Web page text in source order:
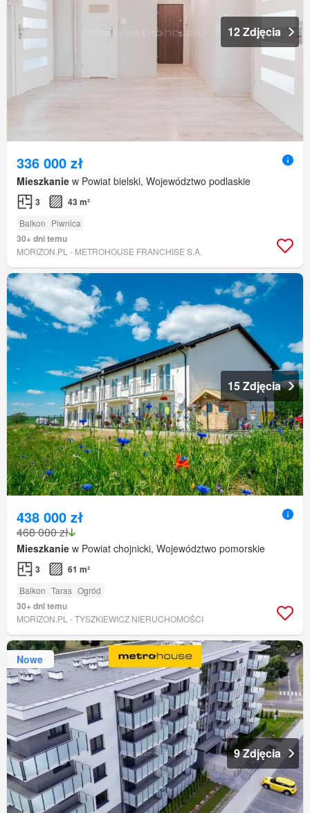
12 Zdjęcia
336 000 zł
Mieszkanie w Powiat bielski, Województwo podlaskie
3 43 m²
Balkon Piwnica
30+ dni temu
MORIZON.PL - METROHOUSE FRANCHISE S.A.
15 Zdjęcia
438 000 zł
468 000 zł
Mieszkanie w Powiat chojnicki, Województwo pomorskie
3 61 m²
Balkon Taras Ogród
30+ dni temu
MORIZON.PL - TYSZKIEWICZ NIERUCHOMOŚCI
Nowe
9 Zdjęcia